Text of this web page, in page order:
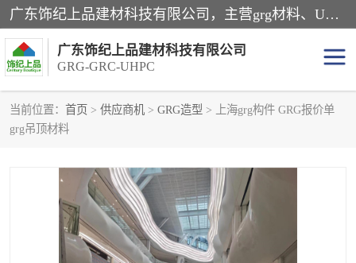
广东饰纪上品建材科技有限公司，主营grg材料、UHPC板、grc构件、uhpc幕墙板、grg厂家、grc厂家、uhpc厂家、GRG吊顶、grg石膏板、grg构件、外墙grc线条、grg造型、grg材料定制，uhpc高性能混凝土，uhpc构件，uhpc镂空挂板，grg材料生产厂家，广东grg厂家，广东grc厂家，联系方式*，2万平厂房，如果您对我公司的产品服务感兴趣，请联系我们。
广东饰纪上品建材科技有限公司
GRG-GRC-UHPC
当前位置： 首页 > 供应商机 > GRG造型 > 上海grg构件 GRG报价单
grg吊顶材料
GRG构件
UHPC构件 发泡陶瓷装饰构件
GRG造型 GRC厂家
GRG吊顶 GRG材料生产厂家